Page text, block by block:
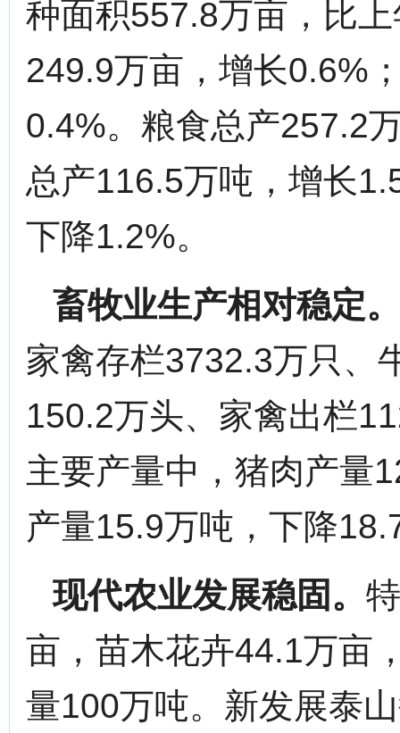
种面积557.8万亩，比
249.9万亩，增长0.6%
0.4%。粮食总产257.2
总产116.5万吨，增长
下降1.2%。
畜牧业生产相对稳定。
家禽存栏3732.3万只、
150.2万头、家禽出栏
主要产量中，猪肉产量
产量15.9万吨，下降
现代农业发展稳固。
亩，苗木花卉44.1万亩
量100万吨。新发展泰